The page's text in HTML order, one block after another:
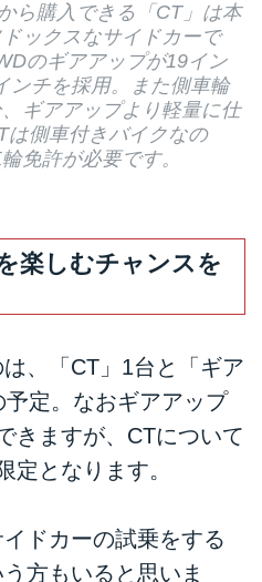
ら購入できる「CT」は本
ックスなサイドカーで
のギアアップが19イン
ンチを採用。また側車輪
ギアアップより軽量に仕
は側車付きバイクなの
免許が必要です。
楽しむチャンスを
、「CT」1台と「ギア
定。なおギアアップ
きますが、CTについて
定となります。
ドカーの試乗をする
方もいると思いま